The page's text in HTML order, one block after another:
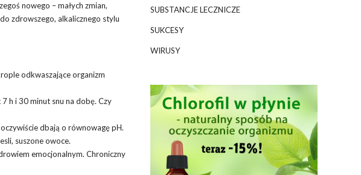
nowego – małych zmian,
zdrowszego, alkalicznego stylu
odkwaszające organizm
h i 30 minut snu na dobę. Czy
dbają o równowagę pH.
suszone owoce.
emocjonalnym. Chroniczny
SUBSTANCJE LECZNICZE
SUKCESY
WIRUSY